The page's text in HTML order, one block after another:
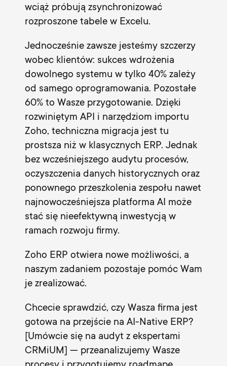
wciąż próbują zsynchronizować
rozproszone tabele w Excelu.
Jednocześnie zawsze jesteśmy szczerzy
wobec klientów: sukces wdrożenia
dowolnego systemu w tylko 40% zależy
od samego oprogramowania. Pozostałe
60% to Wasze przygotowanie. Dzięki
rozwiniętym API i narzędziom importu
Zoho, techniczna migracja jest tu
prostsza niż w klasycznych ERP. Jednak
bez wcześniejszego audytu procesów,
oczyszczenia danych historycznych oraz
ponownego przeszkolenia zespołu nawet
najnowocześniejsza platforma AI może
stać się nieefektywną inwestycją w
ramach rozwoju firmy.
Zoho ERP otwiera nowe możliwości, a
naszym zadaniem pozostaje pomóc Wam
je zrealizować.
Chcecie sprawdzić, czy Wasza firma jest
gotowa na przejście na AI-Native ERP?
[Umówcie się na audyt z ekspertami
CRMiUM] — przeanalizujemy Wasze